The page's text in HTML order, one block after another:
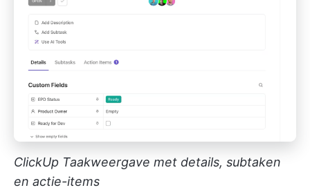
ClickUp Taakweergave met details, subtaken
en actie-items